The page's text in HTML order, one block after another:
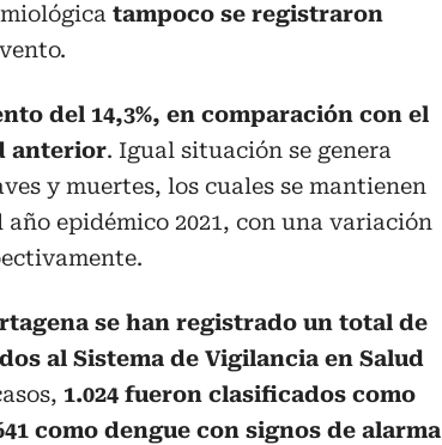
tampoco se registraron
del 14,3%, en comparación con el
anterior. Igual situación se genera
y muertes, los cuales se mantienen
epidémico 2021, con una variación
se han registrado un total de
al Sistema de Vigilancia en Salud
1.024 fueron clasificados como
como dengue con signos de alarma